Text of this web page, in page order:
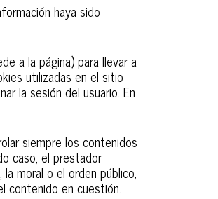
haya sido
a la página) para llevar a
utilizadas en el sitio
la sesión del usuario. En
siempre los contenidos
caso, el prestador
moral o el orden público,
contenido en cuestión.